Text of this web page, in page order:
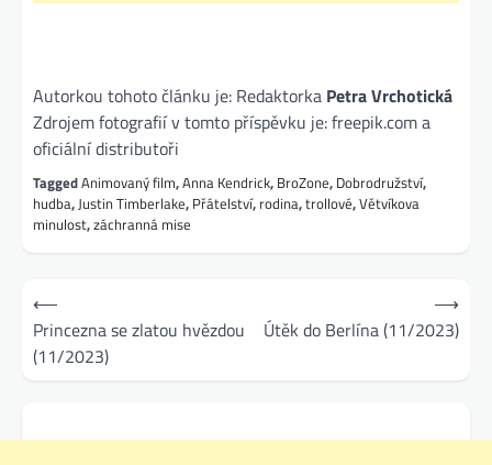
Autorkou tohoto článku je: Redaktorka Petra Vrchotická
Zdrojem fotografií v tomto příspěvku je: freepik.com a
oficiální distributoři
TaggedAnimovaný film,Anna Kendrick, BroZone, Dobrodružství,
hudba,Justin Timberlake, Přátelství, rodina,trollové,Větvíkova
minulost,záchranná mise
Navigace
pro
příspěvek
⟵
Princezna se zlatou hvězdou
(11/2023)
Útěk do Berlína (11/2023)
⟶